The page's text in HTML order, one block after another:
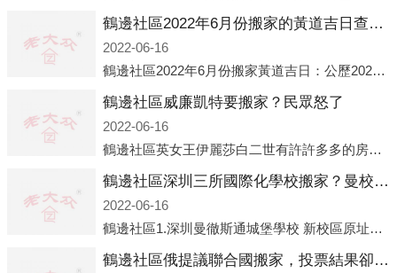
鶴邊社區2022年6月份搬家的黃道吉日查詢大全一覽表哪天適合搬家好日子
2022-06-16
鶴邊社區2022年6月份搬家黃道吉日：公歷2022年6月1日 農歷五月初三 星期三 沖兔(己卯)公歷2022年6月4日 農歷五月初六 星期六 沖馬(壬午)公歷2022年6月8日 農歷五月初十 星期三 沖狗(丙
鶴邊社區威廉凱特要搬家？民眾怒了
2022-06-16
鶴邊社區英女王伊麗莎白二世有許許多多的房產，遍布英國各地。而作為英女王的親孫子、未來的英國國王，威廉王子自然也能享受到女王的房產。目前，威廉凱特以及三個孩子有兩個經常居住的地點，一處是位于倫敦的肯辛頓宮，一處
鶴邊社區深圳三所國際化學校搬家？曼校、QSI、南山中英文搬走了
2022-06-16
鶴邊社區1.深圳曼徹斯通城堡學校 新校區原址是蛇口國際據悉，此次曼徹斯通城堡學校搬遷到蛇口新校區的開辦與蛇口外籍人員子女學校（蛇口國際）有很大的關聯。2021年，太子灣實驗部就宣布在2022年正式并入蛇口外籍
鶴邊社區俄提議聯合國搬家，投票結果卻以慘敗收場